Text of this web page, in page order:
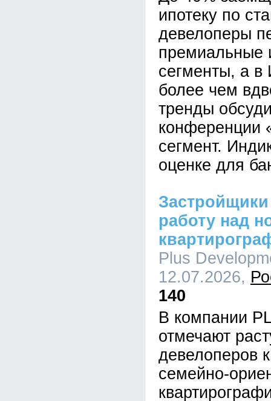
ипотеку по
девелоперы
премиальные
сегменты, а
более чем
тренды
конференции
сегмент.
оценке для
работу над
Plus
12.07.2026,
140
В компании
отмечают
девелоперов
семейно-